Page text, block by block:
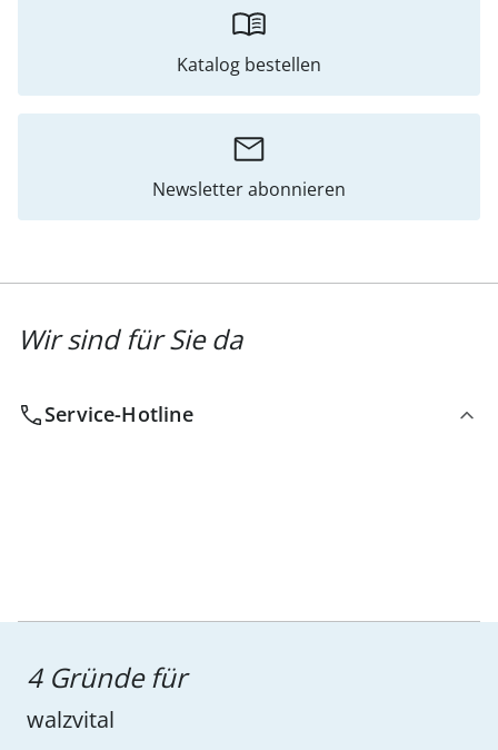
Katalog bestellen
Newsletter abonnieren
Wir sind für Sie da
Service-Hotline
4 Gründe für
walzvital